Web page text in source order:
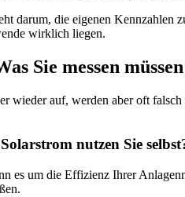
darum, die eigenen
wirklich liegen.
Sie messen müssen
auf, werden aber oft
nutzen Sie
es um die Effizienz Ihrer